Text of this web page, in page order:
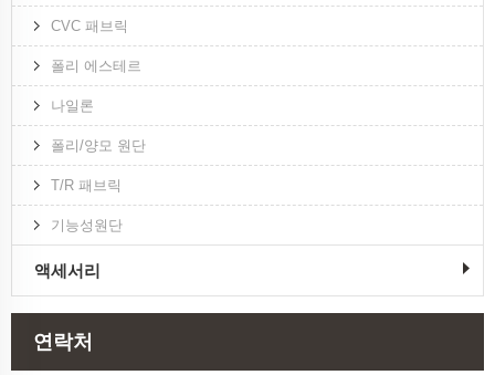
CVC 패브릭
폴리 에스테르
나일론
폴리/양모 원단
T/R 패브릭
기능성원단
액세서리
연락처